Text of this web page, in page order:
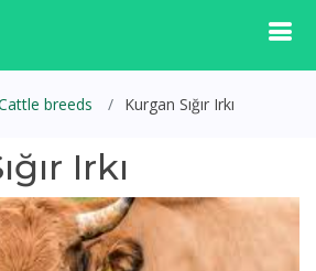
breeds Kurgan Sığır Irkı
Irkı